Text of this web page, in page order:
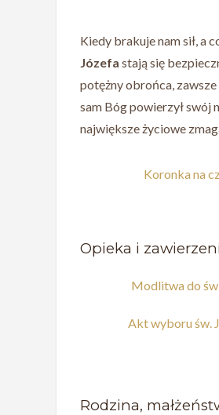
Kiedy brakuje nam sił, a
Józefa stają się
potężny obrońca, zawsze
sam Bóg powierzył swój
największe życiowe
Koronka na
Opieka i
Modlitwa do
Akt wyboru św.
Rodzina,